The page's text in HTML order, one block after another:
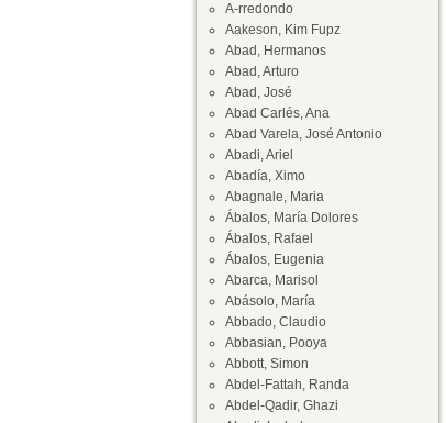
A-rredondo
Aakeson, Kim Fupz
Abad, Hermanos
Abad, Arturo
Abad, José
Abad Carlés, Ana
Abad Varela, José Antonio
Abadi, Ariel
Abadía, Ximo
Abagnale, Maria
Ábalos, María Dolores
Ábalos, Rafael
Ábalos, Eugenia
Abarca, Marisol
Abásolo, María
Abbado, Claudio
Abbasian, Pooya
Abbott, Simon
Abdel-Fattah, Randa
Abdel-Qadir, Ghazi